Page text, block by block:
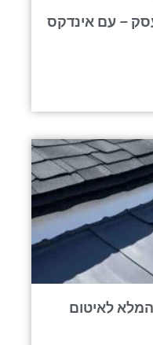
– עם אינדקס
לאיטום